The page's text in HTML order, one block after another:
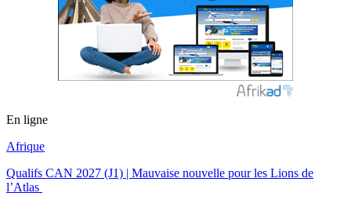
En ligne
Afrique
Qualifs CAN 2027 (J1) | Mauvaise nouvelle pour les Lions de
l’Atlas